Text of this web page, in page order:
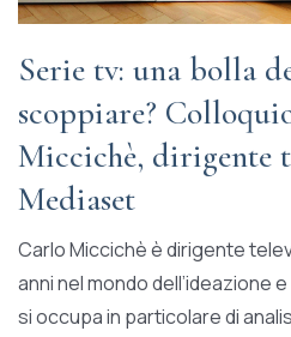
Serie tv: una bolla
scoppiare?
Miccichè, dirigente
Mediaset
Carlo Miccichè è dirigente
anni nel mondo dell’ideazione
si occupa in particolare di